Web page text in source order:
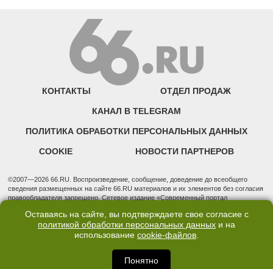
КОНТАКТЫ ОТДЕЛ ПРОДАЖ
КАНАЛ В TELEGRAM
ПОЛИТИКА ОБРАБОТКИ ПЕРСОНАЛЬНЫХ ДАННЫХ
COOKIE НОВОСТИ ПАРТНЕРОВ
©2007—2026 66.RU. Воспроизведение, сообщение, доведение до всеобщего
сведения размещенных на сайте 66.RU материалов и их элементов без согласия
правообладателя запрещено. Сетевое издание «Современный портал
надзору в сфере связи, информационных технологий и массовых коммуникаций
(Роскомнадзор). Регистрационный номер ЭЛ № ФС 77 - 76634 от 02.09.2019
Учредитель: Общество с ограниченной ответственностью "66.ру". Юридический
3, оф. 7015 Фактический адрес редакции и отдела продаж: 620014, Свердловская
обл., г. Екатеринбург, ул. Бориса Ельцина, д. 3, оф. 7015, +7 (343) 288-50-66
Оставаясь на сайте, вы подтверждаете свое согласие с
политикой обработки персональных данных и на
использование cookie-файлов.
Понятно